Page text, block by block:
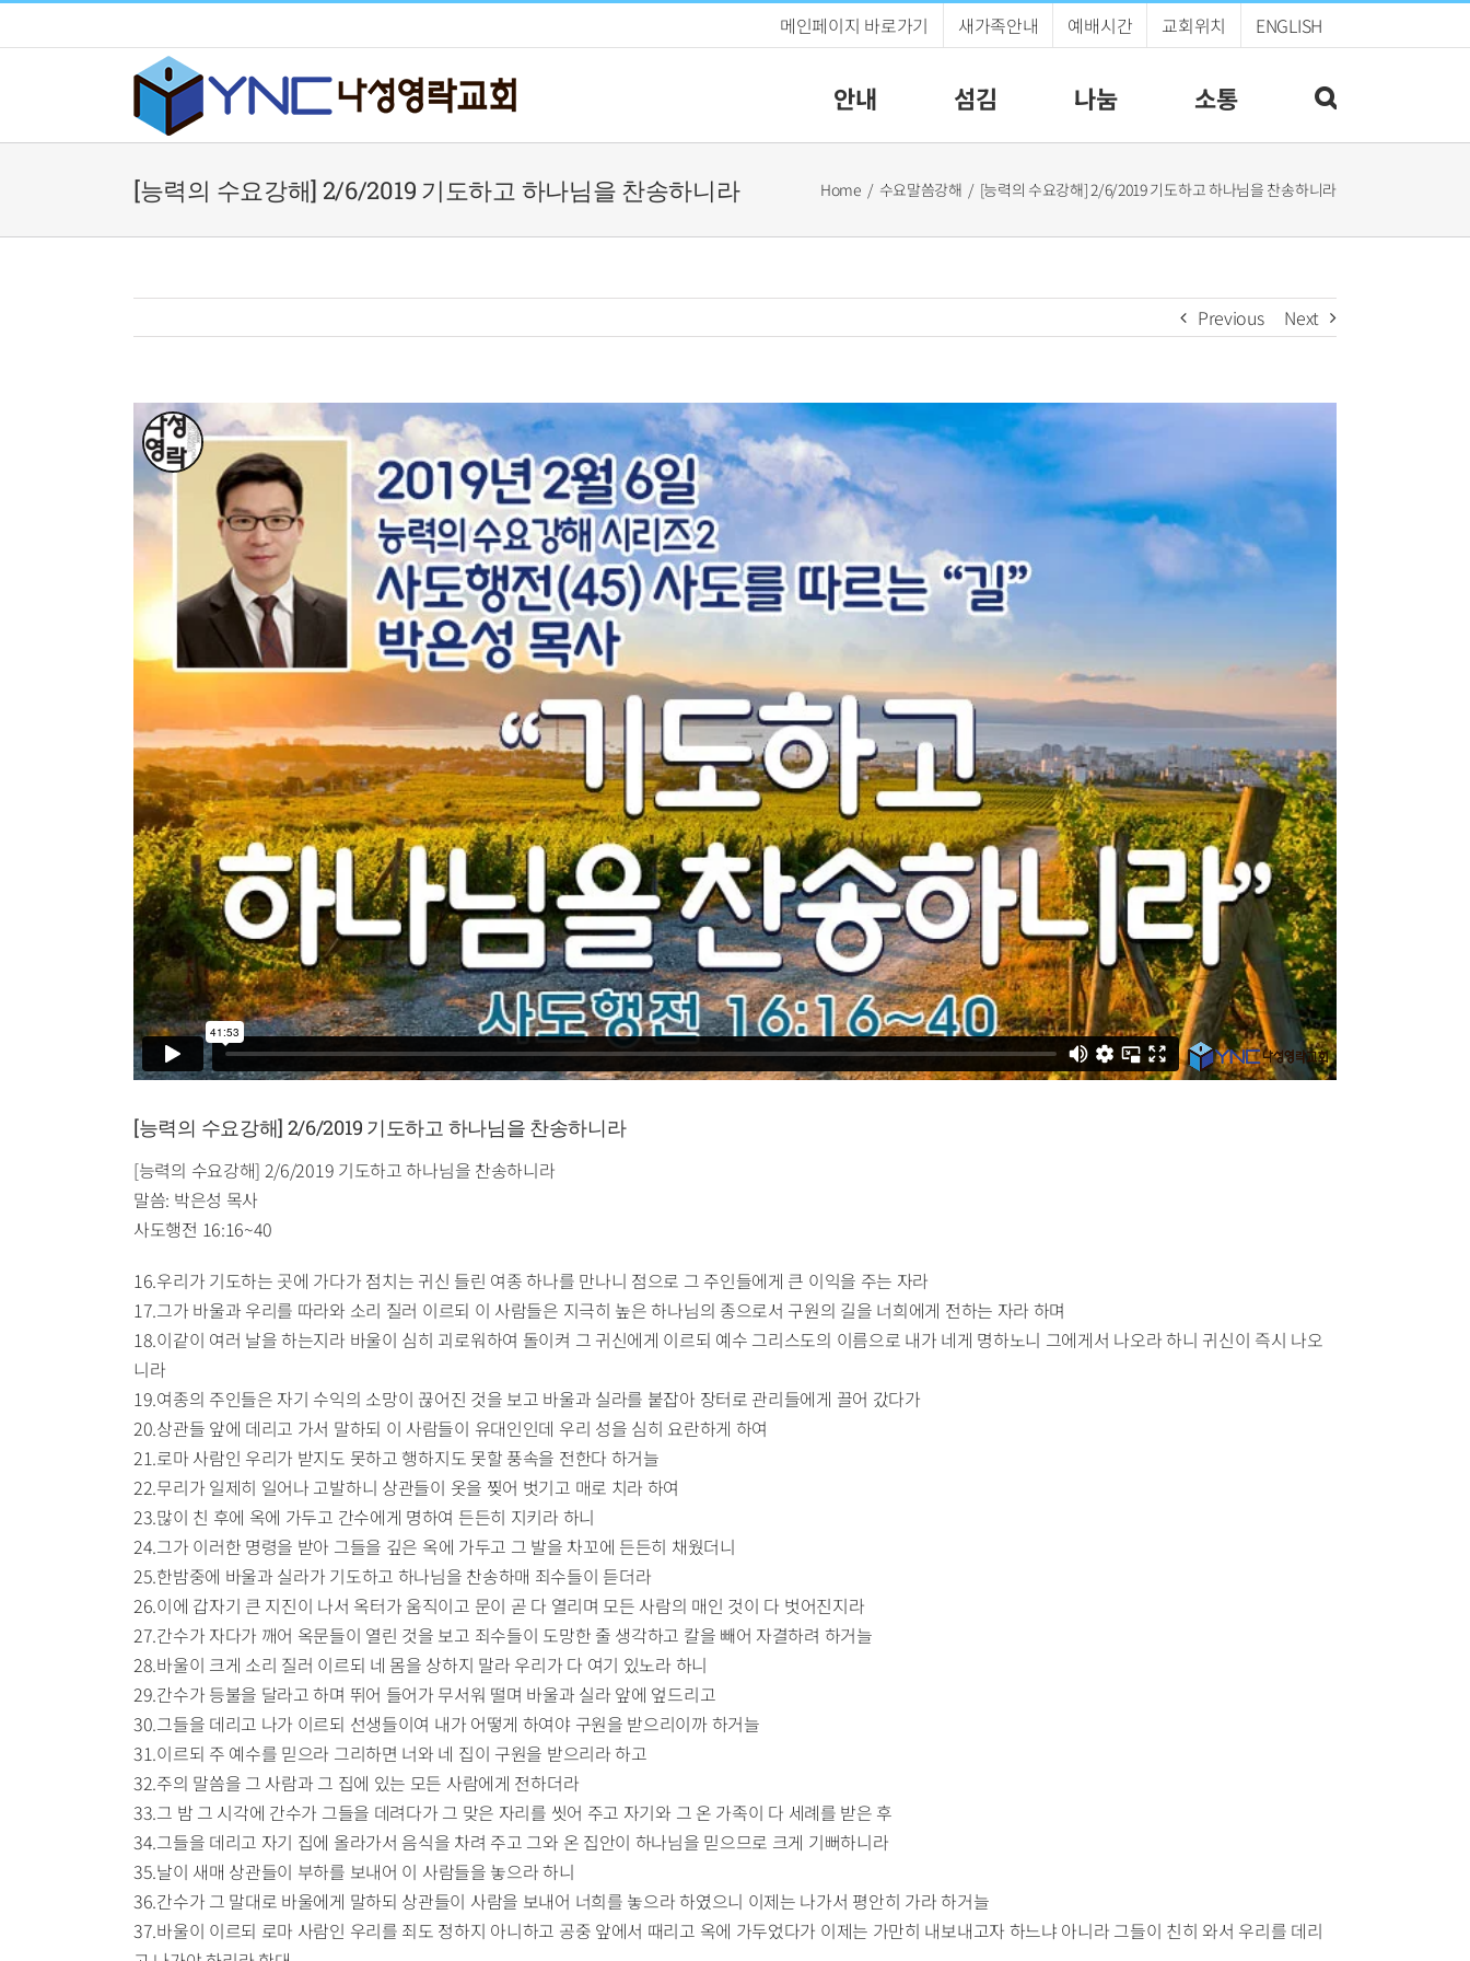
to
메인페이지 바로가기 새가족안내 예배시간 교회위치 ENGLISH
안내 섬김 나눔 소통
[능력의 수요강해] 2/6/2019 기도하고 하나님을 찬송하니라 Home 수요말씀강해 [능력의 수요강해] 2/6/2019 기도하고 하나님을 찬송하니라
Previous Next
[능력의 수요강해] 2/6/2019 기도하고 하나님을 찬송하니라
[능력의 수요강해] 2/6/2019 기도하고 하나님을 찬송하니라
말씀: 박은성 목사
사도행전 16:16~40
16.우리가 기도하는 곳에 가다가 점치는 귀신 들린 여종 하나를 만나니 점으로 그 주인들에게 큰 이익을 주는 자라
17.그가 바울과 우리를 따라와 소리 질러 이르되 이 사람들은 지극히 높은 하나님의 종으로서 구원의 길을 너희에게 전하는 자라 하며
18.이같이 여러 날을 하는지라 바울이 심히 괴로워하여 돌이켜 그 귀신에게 이르되 예수 그리스도의 이름으로 내가 네게 명하노니 그에게서 나오라 하니 귀신이 즉시 나오
니라
19.여종의 주인들은 자기 수익의 소망이 끊어진 것을 보고 바울과 실라를 붙잡아 장터로 관리들에게 끌어 갔다가
20.상관들 앞에 데리고 가서 말하되 이 사람들이 유대인인데 우리 성을 심히 요란하게 하여
21.로마 사람인 우리가 받지도 못하고 행하지도 못할 풍속을 전한다 하거늘
22.무리가 일제히 일어나 고발하니 상관들이 옷을 찢어 벗기고 매로 치라 하여
23.많이 친 후에 옥에 가두고 간수에게 명하여 든든히 지키라 하니
24.그가 이러한 명령을 받아 그들을 깊은 옥에 가두고 그 발을 차꼬에 든든히 채웠더니
25.한밤중에 바울과 실라가 기도하고 하나님을 찬송하매 죄수들이 듣더라
26.이에 갑자기 큰 지진이 나서 옥터가 움직이고 문이 곧 다 열리며 모든 사람의 매인 것이 다 벗어진지라
27.간수가 자다가 깨어 옥문들이 열린 것을 보고 죄수들이 도망한 줄 생각하고 칼을 빼어 자결하려 하거늘
28.바울이 크게 소리 질러 이르되 네 몸을 상하지 말라 우리가 다 여기 있노라 하니
29.간수가 등불을 달라고 하며 뛰어 들어가 무서워 떨며 바울과 실라 앞에 엎드리고
30.그들을 데리고 나가 이르되 선생들이여 내가 어떻게 하여야 구원을 받으리이까 하거늘
31.이르되 주 예수를 믿으라 그리하면 너와 네 집이 구원을 받으리라 하고
32.주의 말씀을 그 사람과 그 집에 있는 모든 사람에게 전하더라
33.그 밤 그 시각에 간수가 그들을 데려다가 그 맞은 자리를 씻어 주고 자기와 그 온 가족이 다 세례를 받은 후
34.그들을 데리고 자기 집에 올라가서 음식을 차려 주고 그와 온 집안이 하나님을 믿으므로 크게 기뻐하니라
35.날이 새매 상관들이 부하를 보내어 이 사람들을 놓으라 하니
36.간수가 그 말대로 바울에게 말하되 상관들이 사람을 보내어 너희를 놓으라 하였으니 이제는 나가서 평안히 가라 하거늘
37.바울이 이르되 로마 사람인 우리를 죄도 정하지 아니하고 공중 앞에서 때리고 옥에 가두었다가 이제는 가만히 내보내고자 하느냐 아니라 그들이 친히 와서 우리를 데리